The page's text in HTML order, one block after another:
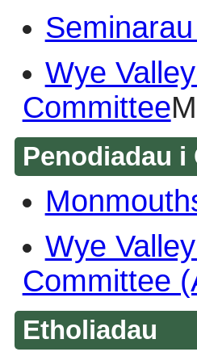
Wye
Committee
Penodiadau
Wye
Committee
Etholiadau